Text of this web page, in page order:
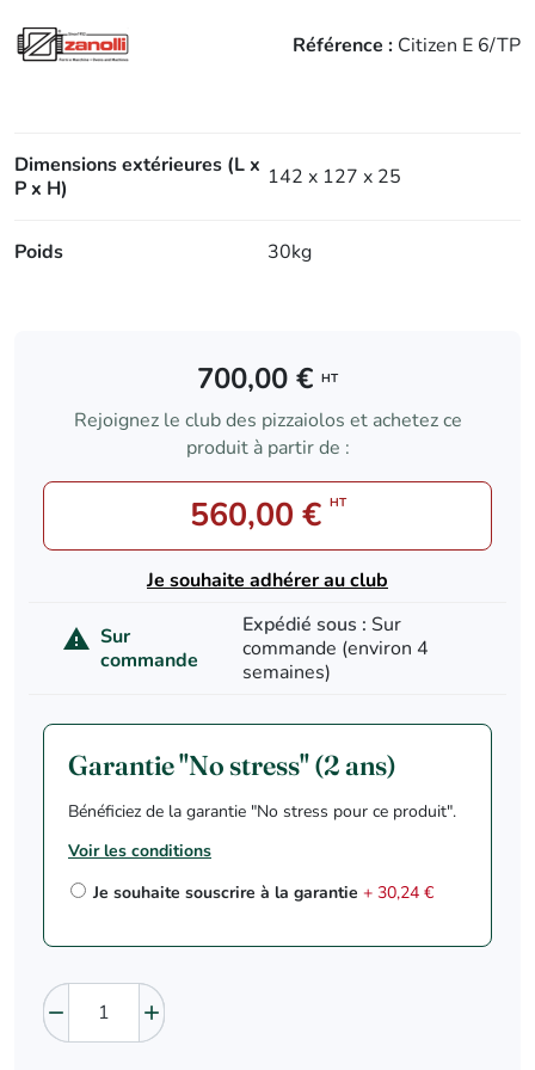
Référence : Citizen E 6/TP
Dimensions extérieures (L x
P x H)
142 x 127 x 25
Poids 30kg
700,00 € HT
Rejoignez le club des pizzaiolos et achetez ce
produit à partir de :
560,00 € HT
Je souhaite adhérer au club
 Sur
commande
Expédié sous : Sur
commande (environ 4
semaines)
Garantie "No stress" (2 ans)
Bénéficiez de la garantie "No stress pour ce produit".
Voir les conditions
Je souhaite souscrire à la garantie + 30,24 €
 